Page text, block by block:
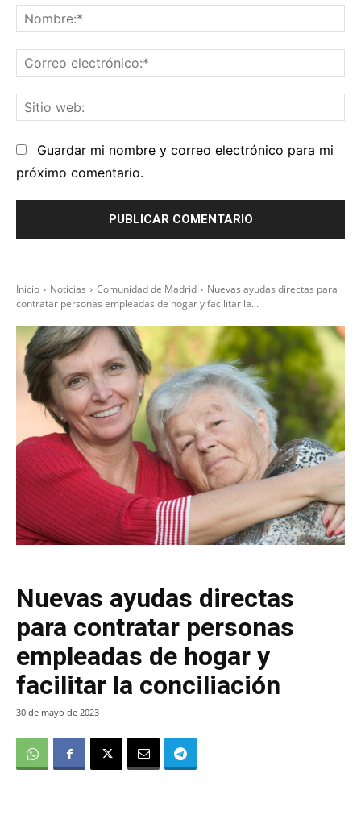
Guardar mi nombre y correo electrónico para mi
próximo comentario.